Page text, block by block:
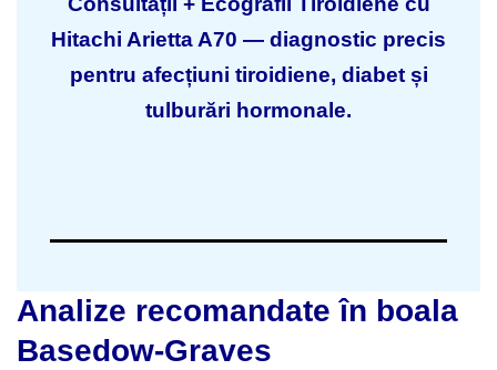
Hitachi Arietta A70 — diagnostic precis
pentru afecțiuni tiroidiene, diabet și
tulburări hormonale.
Analize recomandate în boala
Basedow-Graves